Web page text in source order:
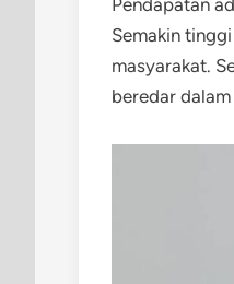
Semakin
masyarakat.
beredar